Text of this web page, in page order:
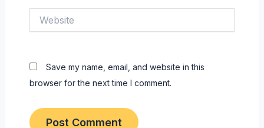
Save my name, email, and website in this
browser for the next time I comment.